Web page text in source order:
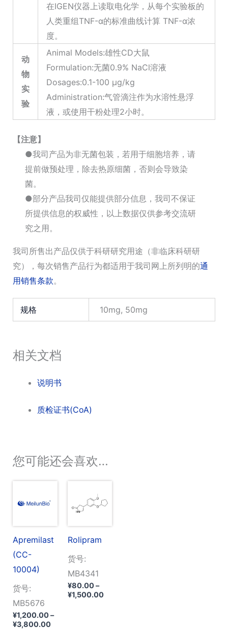
在IGEN仪器上读取电化学，从每个实验板的
人类重组TNF-α的标准曲线计算 TNF-α浓
度。
动
物
实
验
Animal Models:雄性CD大鼠
Formulation:无菌0.9% NaCl溶液
Dosages:0.1-100 μg/kg
Administration:气管滴注作为水溶性悬浮
液，或使用干粉处理2小时。
【注意】
●我司产品为非无菌包装，若用于细胞培养，请
提前做预处理，除去热原细菌，否则会导致染
菌。
●部分产品我司仅能提供部分信息，我司不保证
所提供信息的权威性，以上数据仅供参考交流研
究之用。
我司所售出产品仅供于科研研究用途（非临床科研研
究），每次销售产品行为都适用于我司网上所列明的通
用销售条款。
规格 10mg, 50mg
相关文档
说明书
质检证书(CoA)
您可能还会喜欢…
Apremilast
(CC-
10004)
货号:
MB5676
¥1,200.00–
¥3,800.00价
Rolipram
货号:
MB4341
¥80.00 –
¥1,500.00价